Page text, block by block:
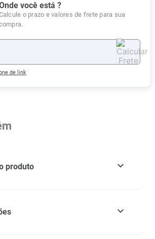
você está ?
o prazo e valores de frete para sua
produto